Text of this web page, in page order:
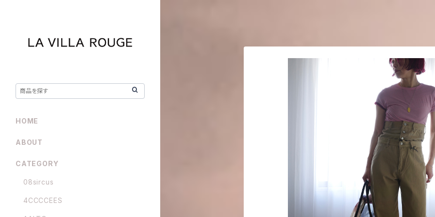
HOME
ABOUT
CATEGORY
08sircus
4CCCCEES